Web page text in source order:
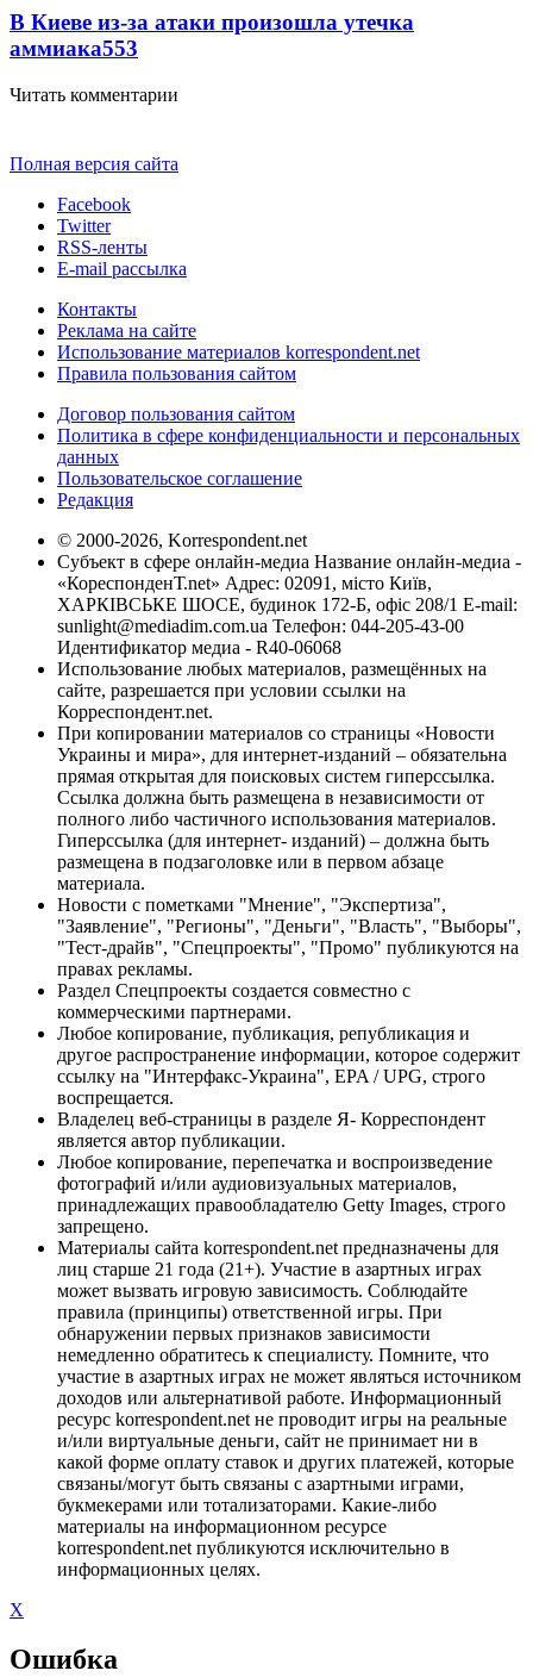
В Киеве из-за атаки произошла утечка
аммиака553
Читать комментарии
Полная версия сайта
Facebook
Twitter
RSS-ленты
E-mail рассылка
Контакты
Реклама на сайте
Использование материалов korrespondent.net
Правила пользования сайтом
Договор пользования сайтом
Политика в сфере конфиденциальности и персональных
данных
Пользовательское соглашение
Редакция
© 2000-2026, Korrespondent.net
Субъект в сфере онлайн-медиа Название онлайн-медиа -
«КореспонденТ.net» Адрес: 02091, місто Київ,
ХАРКІВСЬКЕ ШОСЕ, будинок 172-Б, офіс 208/1 E-mail:
sunlight@mediadim.com.ua Телефон: 044-205-43-00
Идентификатор медиа - R40-06068
Использование любых материалов, размещённых на
сайте, разрешается при условии ссылки на
Корреспондент.net.
При копировании материалов со страницы «Новости
Украины и мира», для интернет-изданий – обязательна
прямая открытая для поисковых систем гиперссылка.
Ссылка должна быть размещена в независимости от
полного либо частичного использования материалов.
Гиперссылка (для интернет- изданий) – должна быть
размещена в подзаголовке или в первом абзаце
материала.
Новости с пометками "Мнение", "Экспертиза",
"Заявление", "Регионы", "Деньги", "Власть", "Выборы",
"Тест-драйв", "Спецпроекты", "Промо" публикуются на
правах рекламы.
Раздел Спецпроекты создается совместно с
коммерческими партнерами.
Любое копирование, публикация, републикация и
другое распространение информации, которое содержит
ссылку на "Интерфакс-Украина", EPA / UPG, строго
воспрещается.
Владелец веб-страницы в разделе Я- Корреспондент
является автор публикации.
Любое копирование, перепечатка и воспроизведение
фотографий и/или аудиовизуальных материалов,
принадлежащих правообладателю Getty Images, строго
запрещено.
Материалы сайта korrespondent.net предназначены для
лиц старше 21 года (21+). Участие в азартных играх
может вызвать игровую зависимость. Соблюдайте
правила (принципы) ответственной игры. При
обнаружении первых признаков зависимости
немедленно обратитесь к специалисту. Помните, что
участие в азартных играх не может являться источником
доходов или альтернативой работе. Информационный
ресурс korrespondent.net не проводит игры на реальные
и/или виртуальные деньги, сайт не принимает ни в
какой форме оплату ставок и других платежей, которые
связаны/могут быть связаны с азартными играми,
букмекерами или тотализаторами. Какие-либо
материалы на информационном ресурсе
korrespondent.net публикуются исключительно в
информационных целях.
X
Ошибка